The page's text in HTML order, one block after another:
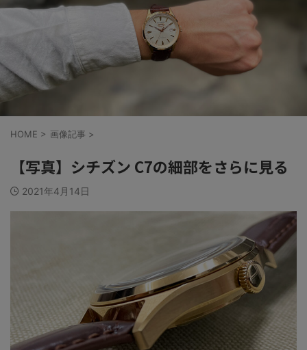
HOME > 画像記事 >
【写真】シチズン C7の細部をさらに見る
2021年4月14日